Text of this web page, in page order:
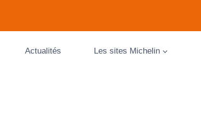
Actualités Les sites Michelin